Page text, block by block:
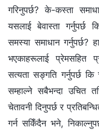
गरिनुपर्छ? के-कस्ता
यसलाई बेवास्ता गर्नुपर्छ
समस्या समाधान गर्नुपर्छ?
भएकाहरूलाई प्रेमसहित
सत्यता सङ्गति गर्नुपर्छ कि
सम्हाल्ने सबैभन्दा उचित
चेतावनी दिनुपर्छ र
गर्न सकिँदैन भने,